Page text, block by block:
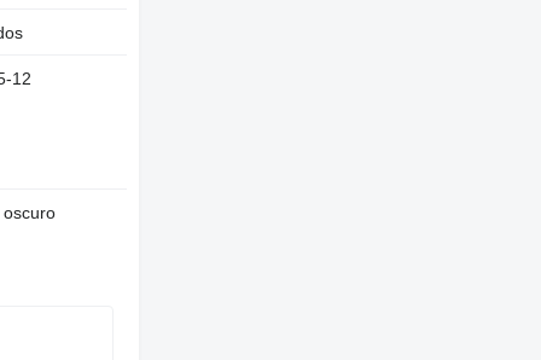
12
oscuro